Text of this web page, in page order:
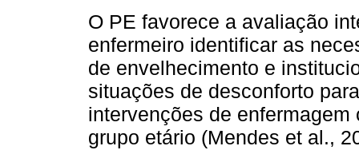
O PE favorece a avaliação
enfermeiro identificar as
de envelhecimento e
situações de desconforto
intervenções de
grupo etário (Mendes et al.,